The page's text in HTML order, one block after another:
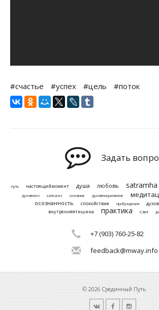
#счастье #успех #цель #поток
Задать
путь настоящиймомент душа любовь satramha
духовного сатсанг сознание духовноеразвитие
осознанность спокойствие пробуждения
внутренняятишина
практика Свет
+7 (903) 760-25-82
feedback@mway.info
© 2026 Срединный Путь